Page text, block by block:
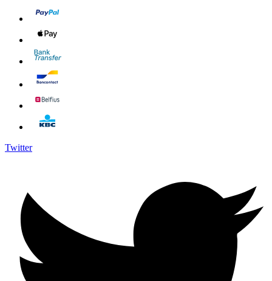
Twitter